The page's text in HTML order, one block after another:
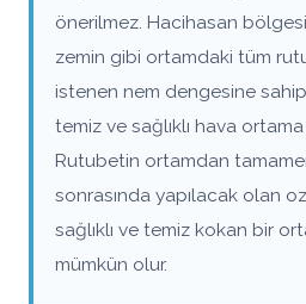
önerilmez. Hacihasan
zemin gibi ortamdaki tüm
istenen nem dengesine
temiz ve sağlıklı hava
Rutubetin ortamdan
sonrasında yapılacak olan
sağlıklı ve temiz kokan bir
mümkün olur.